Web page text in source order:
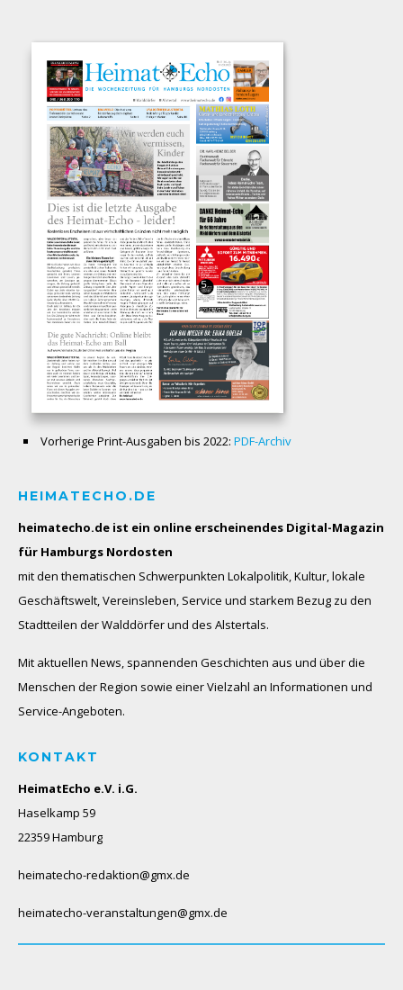
Vorherige Print-Ausgaben bis 2022: PDF-Archiv
HEIMATECHO.DE
heimatecho.de ist ein online erscheinendes Digital-Magazin
für Hamburgs Nordosten
mit den thematischen Schwerpunkten Lokalpolitik, Kultur, lokale
Geschäftswelt, Vereinsleben, Service und starkem Bezug zu den
Stadtteilen der Walddörfer und des Alstertals.
Mit aktuellen News, spannenden Geschichten aus und über die
Menschen der Region sowie einer Vielzahl an Informationen und
Service-Angeboten.
KONTAKT
HeimatEcho e.V. i.G.
Haselkamp 59
22359 Hamburg
heimatecho-redaktion@gmx.de
heimatecho-veranstaltungen@gmx.de